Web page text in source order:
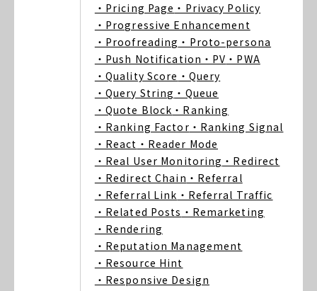
・Pricing Page ・Privacy Policy
・Progressive Enhancement
・Proofreading ・Proto-persona
・Push Notification ・PV ・PWA
・Quality Score ・Query
・Query String ・Queue
・Quote Block ・Ranking
・Ranking Factor ・Ranking Signal
・React ・Reader Mode
・Real User Monitoring ・Redirect
・Redirect Chain ・Referral
・Referral Link ・Referral Traffic
・Related Posts ・Remarketing
・Rendering
・Reputation Management
・Resource Hint
・Responsive Design